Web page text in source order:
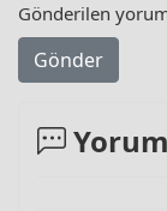
Gönderilen
Gönder